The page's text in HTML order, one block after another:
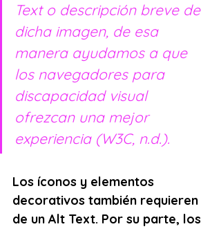
Text o descripción breve de
dicha imagen, de esa
manera ayudamos a que
los navegadores para
discapacidad visual
ofrezcan una mejor
experiencia (W3C, n.d.).
Los íconos y elementos
decorativos también requieren
de un Alt Text. Por su parte, los